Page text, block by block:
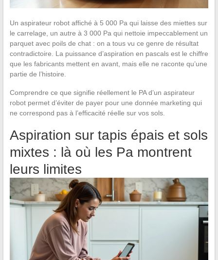
Un aspirateur robot affiché à 5 000 Pa qui laisse des miettes sur
le carrelage, un autre à 3 000 Pa qui nettoie impeccablement un
parquet avec poils de chat : on a tous vu ce genre de résultat
contradictoire. La puissance d’aspiration en pascals est le chiffre
que les fabricants mettent en avant, mais elle ne raconte qu’une
partie de l’histoire.
Comprendre ce que signifie réellement le PA d’un aspirateur
robot permet d’éviter de payer pour une donnée marketing qui
ne correspond pas à l’efficacité réelle sur vos sols.
Aspiration sur tapis épais et sols
mixtes : là où les Pa montrent
leurs limites